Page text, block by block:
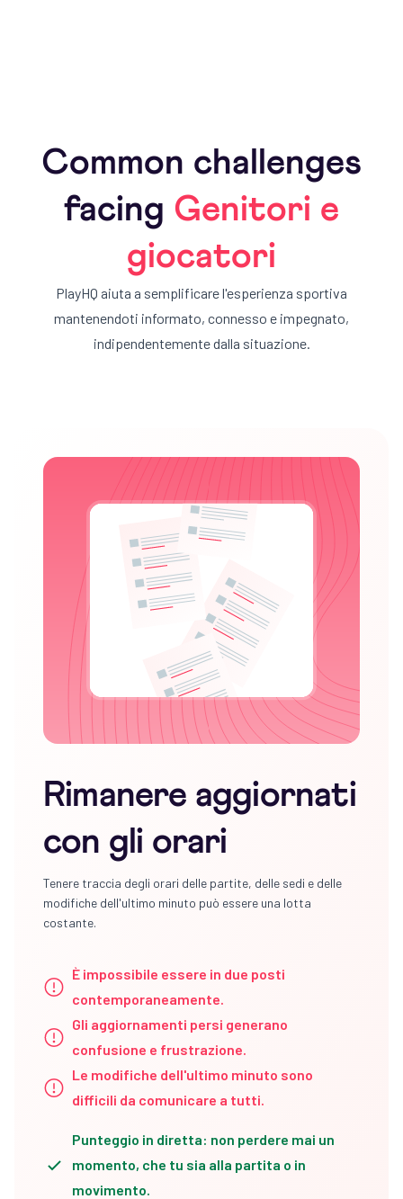
Common challenges
facing Genitori e
giocatori
PlayHQ aiuta a semplificare l'esperienza sportiva
mantenendoti informato, connesso e impegnato,
indipendentemente dalla situazione.
Rimanere aggiornati
con gli orari
Tenere traccia degli orari delle partite, delle sedi e delle
modifiche dell'ultimo minuto può essere una lotta
costante.
È impossibile essere in due posti
contemporaneamente.
Gli aggiornamenti persi generano
confusione e frustrazione.
Le modifiche dell'ultimo minuto sono
difficili da comunicare a tutti.
Punteggio in diretta: non perdere mai un
momento, che tu sia alla partita o in
movimento.